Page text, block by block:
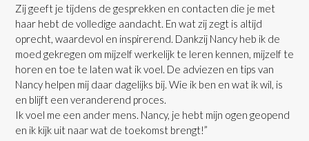
Zij geeft je tijdens de gesprekken en contacten die je met
haar hebt de volledige aandacht. En wat zij zegt is altijd
oprecht, waardevol en inspirerend. Dankzij Nancy heb ik de
moed gekregen om mijzelf werkelijk te leren kennen, mijzelf te
horen en toe te laten wat ik voel. De adviezen en tips van
Nancy helpen mij daar dagelijks bij. Wie ik ben en wat ik wil, is
en blijft een veranderend proces.
Ik voel me een ander mens. Nancy, je hebt mijn ogen geopend
en ik kijk uit naar wat de toekomst brengt!”